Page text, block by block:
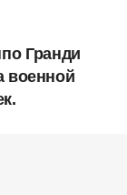
Гранди
военной